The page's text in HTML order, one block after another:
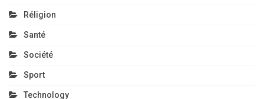
Réligion
Santé
Société
Sport
Technology